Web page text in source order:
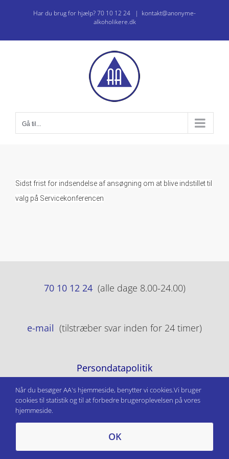
Har du brug for hjælp? 70 10 12 24 | kontakt@anonyme-
alkoholikere.dk
Gå til...
Sidst frist for indsendelse af ansøgning om at blive indstillet til
valg på Servicekonferencen
70 10 12 24 (alle dage 8.00-24.00)
e-mail (tilstræber svar inden for 24 timer)
Persondatapolitik
Når du besøger AA's hjemmeside, benytter vi cookies.Vi bruger
cookies til statistik og til at forbedre brugeroplevelsen på vores
hjemmeside.
OK